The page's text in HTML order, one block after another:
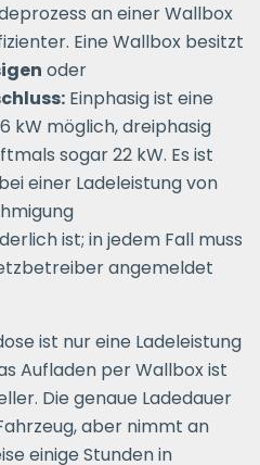
an einer Wallbox
Eine Wallbox besitzt
oder
Einphasig ist eine
kW möglich, dreiphasig
sogar 22 kW. Es ist
einer Ladeleistung von
ist; in jedem Fall muss
angemeldet
ist nur eine Ladeleistung
Aufladen per Wallbox ist
Die genaue Ladedauer
aber nimmt an
einige Stunden in